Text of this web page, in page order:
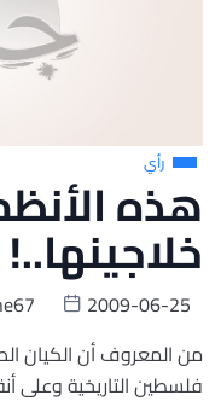
رأي
هذه
خلاجينها..!
2009-06-25
من المعروف أن الكيان
فلسطين التاريخية وعلى